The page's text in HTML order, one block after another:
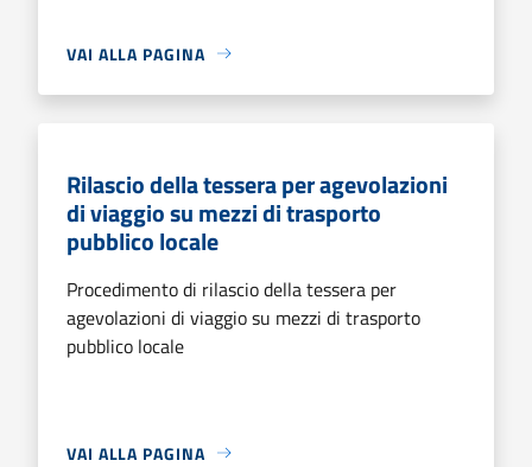
VAI ALLA PAGINA
Rilascio della tessera per agevolazioni
di viaggio su mezzi di trasporto
pubblico locale
Procedimento di rilascio della tessera per
agevolazioni di viaggio su mezzi di trasporto
pubblico locale
VAI ALLA PAGINA